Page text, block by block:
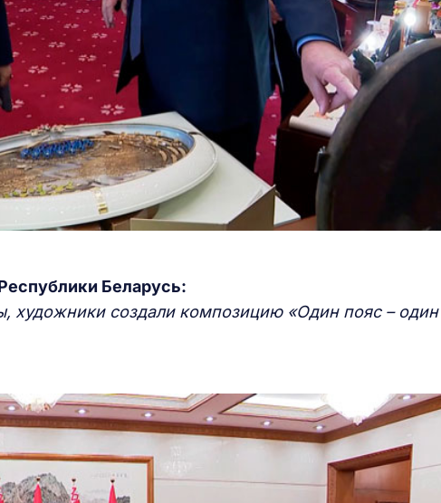
Беларусь:
художники создали композицию «Один пояс – один